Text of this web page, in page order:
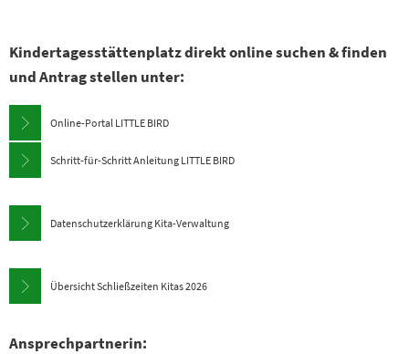
Kindertagesstättenplatz direkt online suchen & finden
und Antrag stellen unter:
Online-Portal LITTLE BIRD
Schritt-für-Schritt Anleitung LITTLE BIRD
Datenschutzerklärung Kita-Verwaltung
Übersicht Schließzeiten Kitas 2026
Ansprechpartnerin: